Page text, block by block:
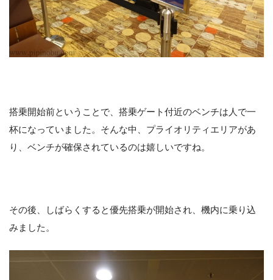
搭乗開始前ということで、搭乗ゲート付近のベンチは人で一
杯になっていました。そんな中、プライオリティエリアがあ
り、ベンチが確保されているのは嬉しいですね。
その後、しばらくすると優先搭乗が開始され、機内に乗り込
みました。